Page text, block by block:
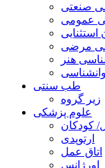
صنعتی
عمومی
مرضی
هنر
طب سنتی
زیر گروه
علوم پزشکی
کودکان
ارتوپدی
اتاق عمل
اورژانس